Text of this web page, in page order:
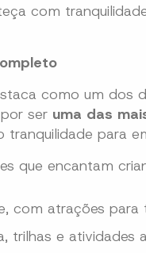
com
como um dos
ser uma das
para
que encantam
com atrações para
trilhas e atividades